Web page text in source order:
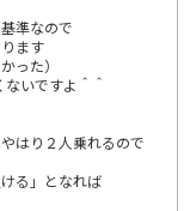
準なので
ます
った）
いですよ＾＾
はり２人乗れるので
る」となれば